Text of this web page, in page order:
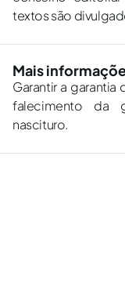
textos são
Mais
Garantir a
falecimento da
nascituro.